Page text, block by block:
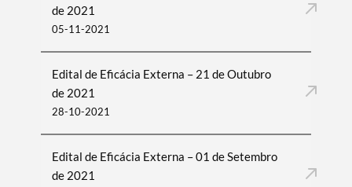
de 2021
05-11-2021
Edital de Eficácia Externa – 21 de Outubro
de 2021
28-10-2021
Edital de Eficácia Externa – 01 de Setembro
de 2021